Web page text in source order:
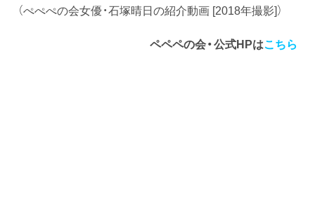
（ぺぺぺの会女優・石塚晴日の紹介動画 [2018年撮影]）
ペペペの会・公式HPはこちら